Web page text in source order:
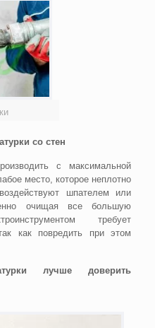
со стен
с максимальной
место, которое неплотно
шпателем или
очищая все большую
требует
как повредить при этом
лучше доверить